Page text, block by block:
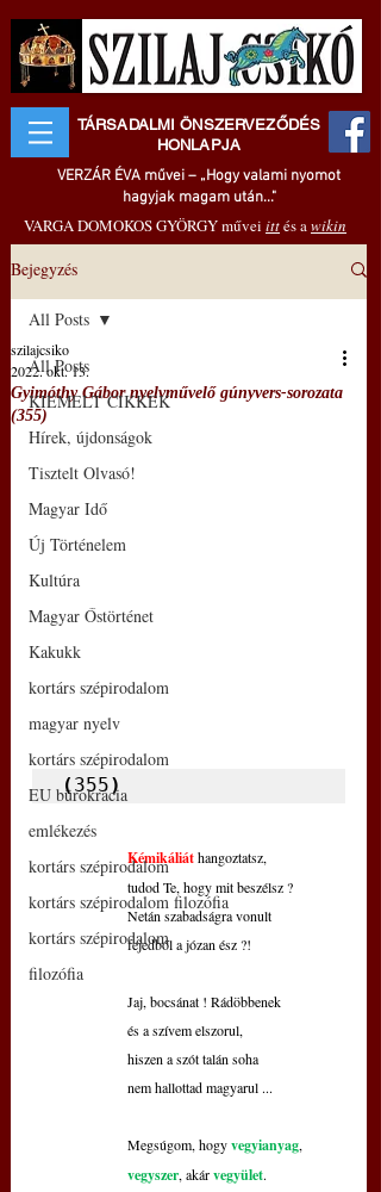
TÁRSADALMI ÖNSZERVEZŐDÉS
HONLAPJA
VERZÁR ÉVA művei – „Hogy valami nyomot
hagyjak magam után..."
VARGA DOMOKOS GYÖRGY művei ittés awikin
Bejegyzés
All Posts
KIEMELT CIKKEK
Hírek, újdonságok
Tisztelt Olvasó!
Magyar Idő
Új Történelem
Kultúra
Magyar Őstörténet
Kakukk
kortárs szépirodalom
magyar nyelv
kortárs szépirodalom
EU bürokrácia
emlékezés
kortárs szépirodalom
kortárs szépirodalom filozófia
kortárs szépirodalom
filozófia
All Posts
Gyimóthy Gábor nyelvművelő gúnyvers-sorozata
(355)
szilajcsiko
2022. okt. 13.
(355)
Kémikáliát hangoztatsz,
tudod Te, hogy mit beszélsz ?
Netán szabadságra vonult
fejedből a józan ész ?!
Jaj, bocsánat ! Rádöbbenek
és a szívem elszorul,
hiszen a szót talán soha
nem hallottad magyarul ...
Megsúgom, hogy vegyianyag,
vegyszer, akár vegyület.